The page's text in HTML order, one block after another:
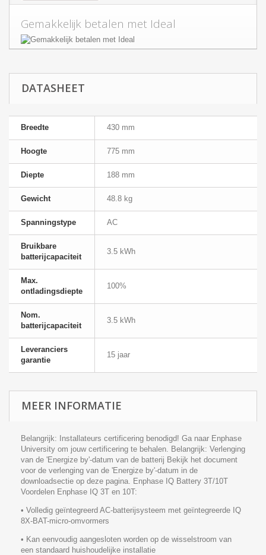
Gemakkelijk betalen met Ideal
DATASHEET
Breedte 430 mm
Hoogte 775 mm
Diepte 188 mm
Gewicht 48.8 kg
Spanningstype AC
Bruikbare
batterijcapaciteit
3.5 kWh
Max.
ontladingsdiepte
100%
Nom.
batterijcapaciteit
3.5 kWh
Leveranciers
garantie
15 jaar
MEER INFORMATIE
Belangrijk: Installateurs certificering benodigd! Ga naar Enphase
University om jouw certificering te behalen. Belangrijk: Verlenging
van de 'Energize by'-datum van de batterij Bekijk het document
voor de verlenging van de 'Energize by'-datum in de
downloadsectie op deze pagina. Enphase IQ Battery 3T/10T
Voordelen Enphase IQ 3T en 10T:
• Volledig geïntegreerd AC-batterijsysteem met geïntegreerde IQ
8X-BAT-micro-omvormers
• Kan eenvoudig aangesloten worden op de wisselstroom van
een standaard huishoudelijke installatie